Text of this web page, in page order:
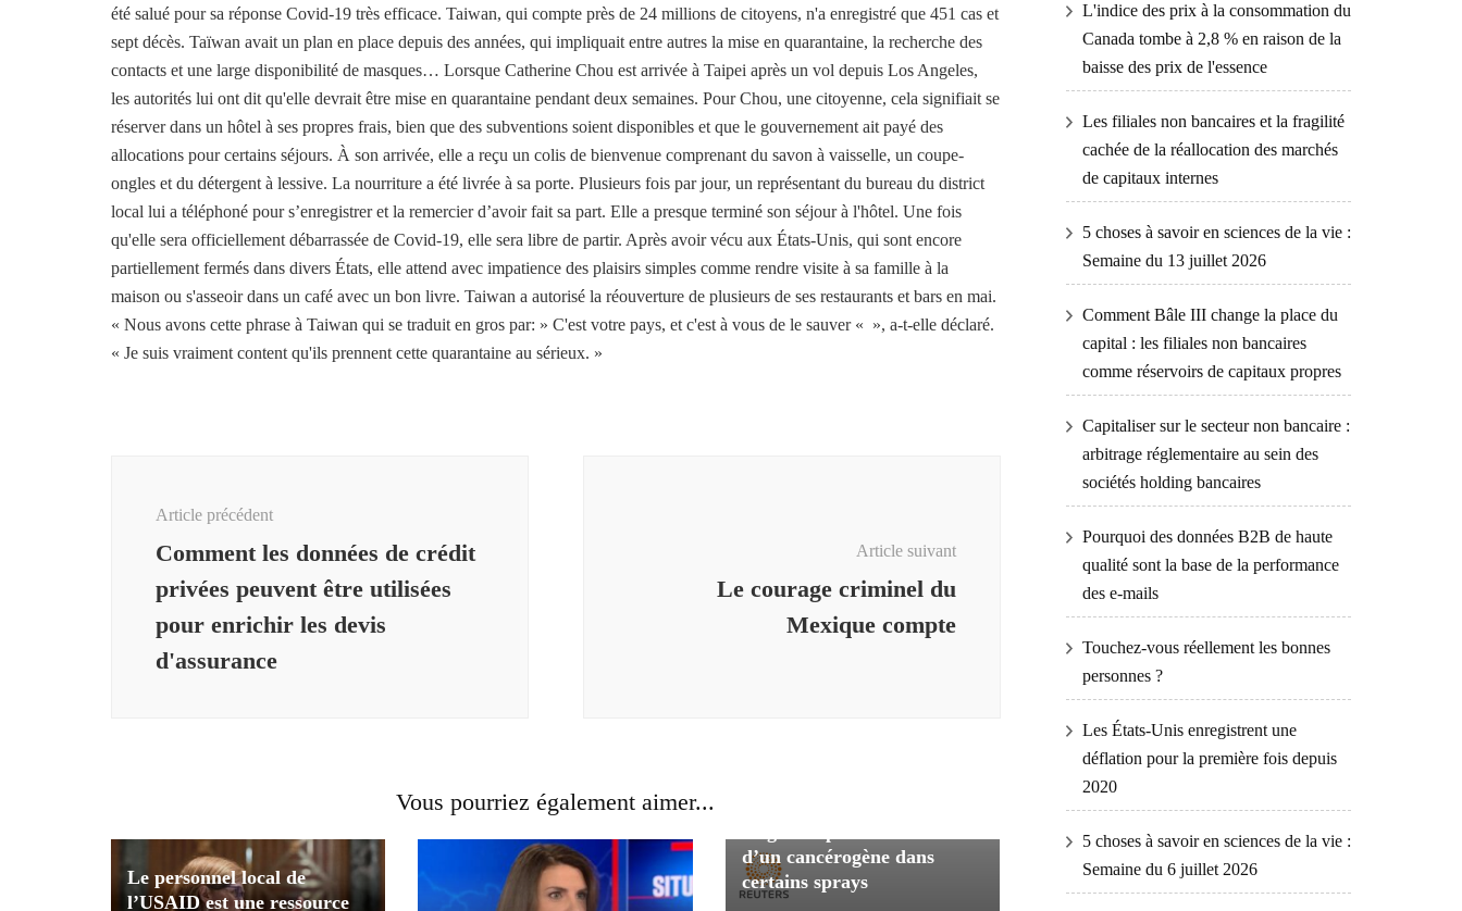
été salué pour sa réponse Covid-19 très efficace. Taiwan, qui compte près de 24 millions de citoyens, n'a enregistré que 451 cas et
sept décès. Taïwan avait un plan en place depuis des années, qui impliquait entre autres la mise en quarantaine, la recherche des
contacts et une large disponibilité de masques… Lorsque Catherine Chou est arrivée à Taipei après un vol depuis Los Angeles,
les autorités lui ont dit qu'elle devrait être mise en quarantaine pendant deux semaines. Pour Chou, une citoyenne, cela signifiait se
réserver dans un hôtel à ses propres frais, bien que des subventions soient disponibles et que le gouvernement ait payé des
allocations pour certains séjours. À son arrivée, elle a reçu un colis de bienvenue comprenant du savon à vaisselle, un coupe-
ongles et du détergent à lessive. La nourriture a été livrée à sa porte. Plusieurs fois par jour, un représentant du bureau du district
local lui a téléphoné pour s’enregistrer et la remercier d’avoir fait sa part. Elle a presque terminé son séjour à l'hôtel. Une fois
qu'elle sera officiellement débarrassée de Covid-19, elle sera libre de partir. Après avoir vécu aux États-Unis, qui sont encore
partiellement fermés dans divers États, elle attend avec impatience des plaisirs simples comme rendre visite à sa famille à la
maison ou s'asseoir dans un café avec un bon livre. Taiwan a autorisé la réouverture de plusieurs de ses restaurants et bars en mai.
« Nous avons cette phrase à Taiwan qui se traduit en gros par: » C'est votre pays, et c'est à vous de le sauver « », a-t-elle déclaré.
« Je suis vraiment content qu'ils prennent cette quarantaine au sérieux. »
Article précédent
Comment les données de crédit
privées peuvent être utilisées
pour enrichir les devis
d'assurance
Article suivant
Le courage criminel du
Mexique compte
Vous pourriez également aimer...
Le personnel local de
l’USAID est une ressource
d’un cancérogène dans
certains sprays
L'indice des prix à la consommation du
Canada tombe à 2,8 % en raison de la
baisse des prix de l'essence
Les filiales non bancaires et la fragilité
cachée de la réallocation des marchés
de capitaux internes
5 choses à savoir en sciences de la vie :
Semaine du 13 juillet 2026
Comment Bâle III change la place du
capital : les filiales non bancaires
comme réservoirs de capitaux propres
Capitaliser sur le secteur non bancaire :
arbitrage réglementaire au sein des
sociétés holding bancaires
Pourquoi des données B2B de haute
qualité sont la base de la performance
des e-mails
Touchez-vous réellement les bonnes
personnes ?
Les États-Unis enregistrent une
déflation pour la première fois depuis
2020
5 choses à savoir en sciences de la vie :
Semaine du 6 juillet 2026